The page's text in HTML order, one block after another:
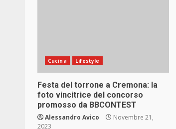
Cucina Lifestyle
Festa del torrone a Cremona: la
foto vincitrice del concorso
promosso da BBCONTEST
Alessandro Avico
Novembre 21,
2023